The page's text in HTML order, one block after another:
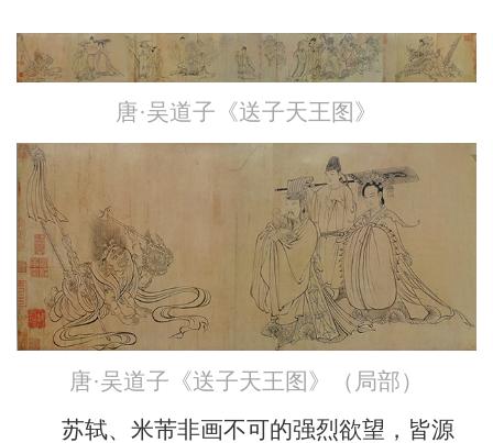
唐·吴道子《送子天王图》
唐·吴道子《送子天王图》（局部）
苏轼、米芾非画不可的强烈欲望，皆源